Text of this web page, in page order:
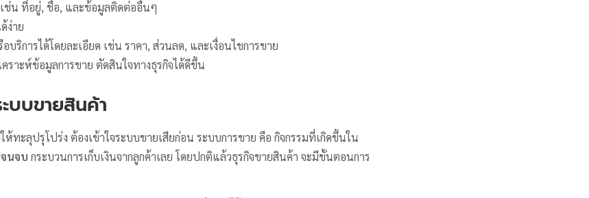
ช่น ที่อยู่, ชื่อ, และข้อมูลติดต่ออื่นๆ
ง่าย
ริการได้โดยละเอียด เช่น ราคา, ส่วนลด, และเงื่อนไขการขาย
คราะห์ข้อมูลการขาย ตัดสินใจทางธุรกิจได้ดีขึ้น
ะบบขายสินค้า
ให้ทะลุปรุโปร่ง ต้องเข้าใจระบบขายเสียก่อน ระบบการขาย คือ กิจกรรมที่เกิดขึ้นใน
นจบ กระบวนการเก็บเงินจากลูกค้าเลย โดยปกติแล้วธุรกิจขายสินค้า จะมีขั้นตอนการ